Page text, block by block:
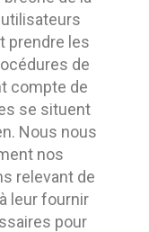
prendre les
de
compte de
se situent
Nous nous
nos
relevant de
leur fournir
pour